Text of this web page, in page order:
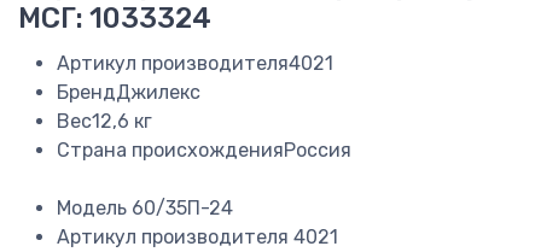
МСГ: 1033324
Артикул производителя4021
БрендДжилекс
Вес12,6 кг
Страна происхожденияРоссия
Модель 60/35П-24
Артикул производителя 4021